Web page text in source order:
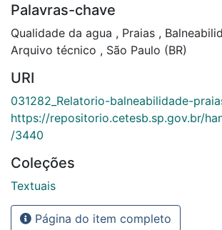
Palavras-chave
Qualidade da agua , Praias ,
Arquivo técnico , São Paulo (BR)
URI
031282_Relatorio-balneabilidade-
https://repositorio.cetesb.sp.gov.br/
/3440
Coleções
Textuais
Página do item completo